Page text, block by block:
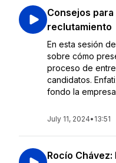
Consejos
reclutamiento
En esta sesión
sobre cómo
proceso de
candidatos.
fondo la
July 11, 2024• 13:51
Rocío Chávez: